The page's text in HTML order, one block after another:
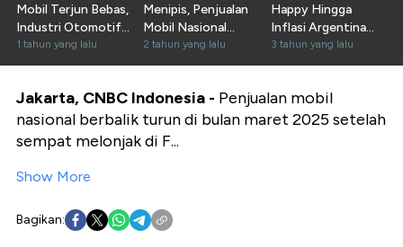
Mobil Terjun Bebas,
Industri Otomotif
Kian Terjepit
1 tahun yang lalu
Menipis, Penjualan
Mobil Nasional
Makin Terkikis
2 tahun yang lalu
Happy Hingga
Inflasi Argentina
Tembus 95%
3 tahun yang lalu
Jakarta, CNBC Indonesia - Penjualan mobil
nasional berbalik turun di bulan maret 2025 setelah
sempat melonjak di F...
Show More
Bagikan: